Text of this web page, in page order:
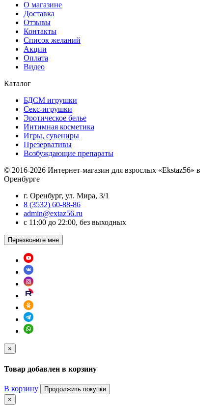
О магазине
Доставка
Отзывы
Контакты
Список желаний
Акции
Оплата
Видео
Каталог
БДСМ игрушки
Секс-игрушки
Эротическое белье
Интимная косметика
Игры, сувениры
Презервативы
Возбуждающие препараты
© 2016-2026 Интернет-магазин для взрослых «Ekstaz56» в
Оренбурге
г. Оренбург, ул. Мира, 3/1
8 (3532) 60-88-86
admin@extaz56.ru
c 11:00 до 22:00, без выходных
Перезвоните мне
×
Товар добавлен в корзину
В корзину
Продолжить покупки
×